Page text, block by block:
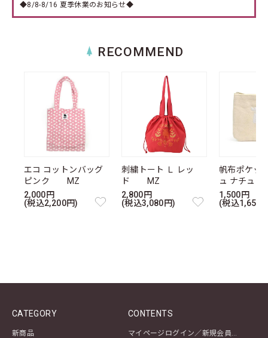
◆8/8-8/16 夏季休業のお知らせ◆
RECOMMEND
エコ コットンバッグ
ピンク MZ
2,000円
(税込2,200円)
刺繍トート Ｌ レッ
ド MZ
2,800円
(税込3,080円)
帆布ポケッ
ュ ナチュ
1,500円
(税込1,650
CATEGORY
新商品
CONTENTS